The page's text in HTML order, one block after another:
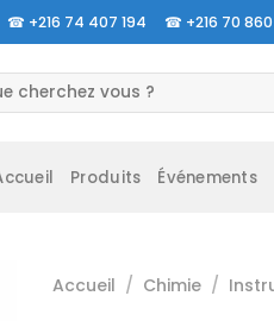
☎ +216 74 407 194 ☎ +216 70
Produits Événements
Accueil / Chimie /